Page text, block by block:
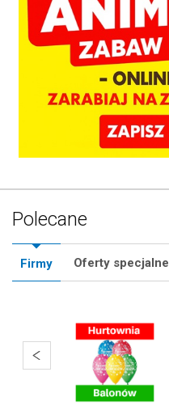
Polecane
Firmy Oferty specjalne